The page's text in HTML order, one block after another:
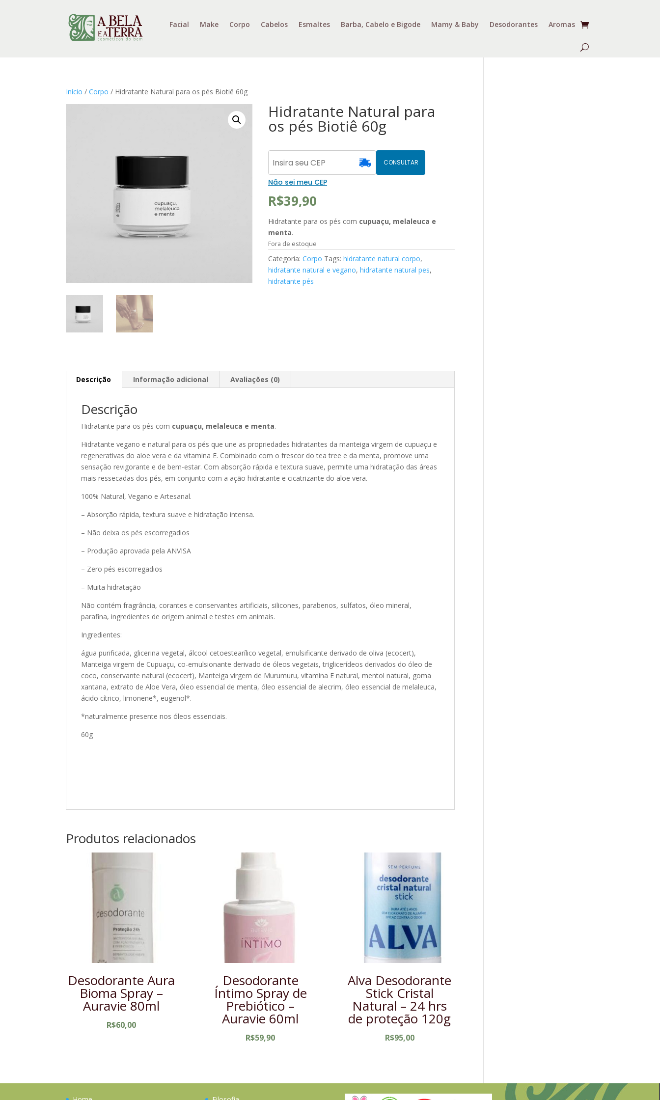
Facial Make Corpo Cabelos Esmaltes Barba, Cabelo e Bigode Mamy & Baby Desodorantes Aromas
Início /Corpo / Hidratante Natural para os pés Biotiê 60g
Hidratante Natural para
os pés Biotiê 60g
CONSULTAR
Não sei meu CEP
R$39,90
Hidratante para os pés com cupuaçu, melaleuca e
menta.
Fora de estoque
Categoria:Corpo Tags:hidratante natural corpo,
hidratante natural e vegano,hidratante natural pes,
hidratante pés
Descrição Informação adicional Avaliações (0)
Descrição
Hidratante para os pés com cupuaçu, melaleuca e menta.
Hidratante vegano e natural para os pés que une as propriedades hidratantes da manteiga virgem de cupuaçu e
regenerativas do aloe vera e da vitamina E. Combinado com o frescor do tea tree e da menta, promove uma
sensação revigorante e de bem-estar. Com absorção rápida e textura suave, permite uma hidratação das áreas
mais ressecadas dos pés, em conjunto com a ação hidratante e cicatrizante do aloe vera.
100% Natural, Vegano e Artesanal.
– Absorção rápida, textura suave e hidratação intensa.
– Não deixa os pés escorregadios
– Produção aprovada pela ANVISA
– Zero pés escorregadios
– Muita hidratação
Não contém fragrância, corantes e conservantes artificiais, silicones, parabenos, sulfatos, óleo mineral,
parafina, ingredientes de origem animal e testes em animais.
Ingredientes:
água purificada, glicerina vegetal, álcool cetoestearílico vegetal, emulsificante derivado de oliva (ecocert),
Manteiga virgem de Cupuaçu, co-emulsionante derivado de óleos vegetais, triglicerídeos derivados do óleo de
coco, conservante natural (ecocert), Manteiga virgem de Murumuru, vitamina E natural, mentol natural, goma
xantana, extrato de Aloe Vera, óleo essencial de menta, óleo essencial de alecrim, óleo essencial de melaleuca,
ácido cítrico, limonene*, eugenol*.
*naturalmente presente nos óleos essenciais.
60g
Produtos relacionados
Desodorante Aura
Bioma Spray –
Auravie 80ml
R$60,00
Desodorante
Íntimo Spray de
Prebiótico –
Auravie 60ml
R$59,90
Alva Desodorante
Stick Cristal
Natural – 24 hrs
de proteção 120g
R$95,00